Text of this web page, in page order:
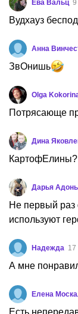
Ева Вальц 9
Вудхауз
Анна
ЗвОнишь
Olga
Потрясающе
Дина
КартофЕлины?
Дарья
Не первый раз
используют
Надежда
А мне
Елена